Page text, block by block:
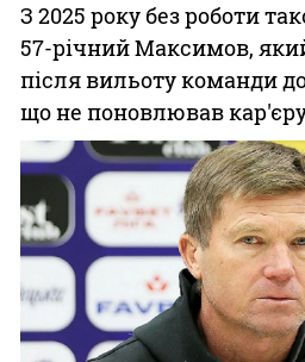
З 2025 року без роботи
57-річний Максимов,
після вильоту команди
що не поновлював